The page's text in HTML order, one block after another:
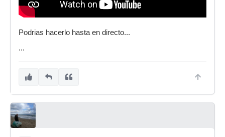
Podrias hacerlo hasta en directo...
...